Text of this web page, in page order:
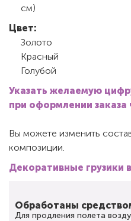
см)
Цвет:
Золото
Красный
Голубой
Указать желаемую
при оформлении заказа
Вы можете изменить
композиции.
Декоративные грузики
Обработаны
Для продления полета